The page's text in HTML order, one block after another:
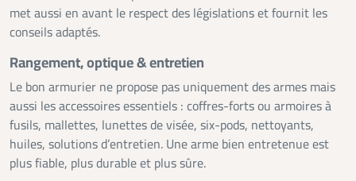
met aussi en avant le respect des législations et fournit les
conseils adaptés.
Rangement, optique & entretien
Le bon armurier ne propose pas uniquement des armes mais
aussi les accessoires essentiels : coffres-forts ou armoires à
fusils, mallettes, lunettes de visée, six-pods, nettoyants,
huiles, solutions d’entretien. Une arme bien entretenue est
plus fiable, plus durable et plus sûre.